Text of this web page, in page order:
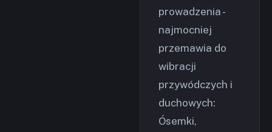
prowadzenia -
najmocniej
przemawia do
wibracji
przywódczych i
duchowych:
Ósemki,